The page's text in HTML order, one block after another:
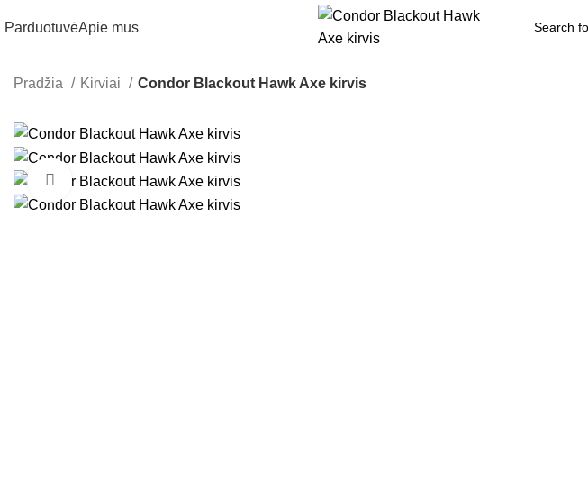
ParduotuvėApie mus
Pradžia Kirviai Condor Blackout Hawk Axe kirvis
Click to enlarge